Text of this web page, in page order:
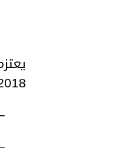
01/2018) لإنتـداب أربعة (4)
–
–